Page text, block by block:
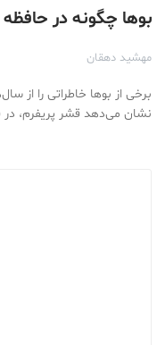
بوها چگونه در
مهشید دهقان
برخی از بوها خاطراتی را از
نشان می‌دهد قشر پریفرم، در